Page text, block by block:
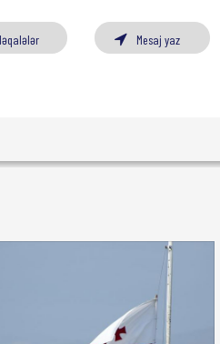
Mesaj yaz